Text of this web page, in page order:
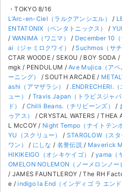
・TOKYO 8/16
L’Arc-en-Ciel（ラルクアンシエル）
/
ENTATONIX（ペンタトニックス）
/
/ WANIMA（ワニマ） / December 10（
ai（ジャミロクワイ）
/Suchmos（サチ
CTAR WOODE / SEKOU / BOY SODA /
mgk / PENDULUM /Ave Mujica（アベ
ーニング）
/ SOUTH ARCADE /
ashi（アマザラシ）
/ .ENDRECHERI.（
ュー）
/ Travis Japan（トラビスジャパ
ド）
/ Chilli Beans.（チリビーンズ） /
ゥアス）
/ CRYSTAL WATERS /
L McCOY / Night Tempo（ナイトテンポ
YU（スクリュー）
/ STARGLOW（スタ
ワン）
/ にしな / 名誉伝説 / Maverick
HIKIKEIGO（オシキケイゴ）
/yama（
OMELON NOLEMON（ノーメロンノー
/ JAMES FAUNTLEROY / The RH
e /indigo la End（インディゴ ラ エンド